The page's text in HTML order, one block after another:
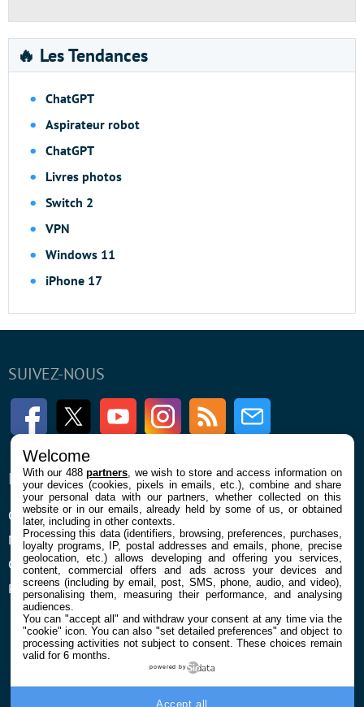
🔥 Les Tendances
ChatGPT
Aspirateur robot
ChatGPT
Livres photos
Switch 2
VPN
Windows 11
iPhone 17
SUIVEZ-NOUS
FacebookTwitter Youtube InstagramRSS Newsletter
ENTREPRISE
Qui sommes nous
Mentions légales et CGU
Confidentialité et Cookies
Préférences cookies
À PROPOS
La rédaction
Contact
Welcome
With our 488partners , we wish to store and access information on
your devices (cookies, pixels in emails, etc.), combine and share
your personal data with our partners, whether collected on this
website or in our emails, already held by some of us, or obtained
later, including in other contexts.
Processing this data (identifiers, browsing, preferences, purchases,
loyalty programs, IP, postal addresses and emails, phone, precise
geolocation, etc.) allows developing and offering you services,
content, commercial offers and ads across your devices and
screens (including by email, post, SMS, phone, audio, and video),
personalising them, measuring their performance, and analysing
audiences.
You can "accept all" and withdraw your consent at any time via the
"cookie" icon. You can also "set detailed preferences" and object to
processing activities not subject to consent. These choices remain
valid for 6 months.
powered by
Accept all